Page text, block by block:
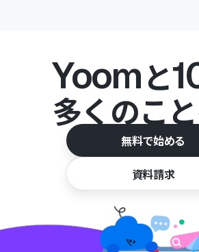
Yoomと
多くのこと
無料で始める
資料請求